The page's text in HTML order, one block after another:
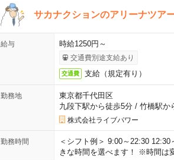
サカナクションのアリーナツア
給与 時給1250円～
交通費別途支給あり
交通費 支給（規定有り）
勤務地
東京都千代田区
九段下駅から徒歩5分/ 竹橋駅か
株式会社ライブパワー
勤務時間
＜シフト例＞ 9:00～22:30
きな時間を選べます！ ※時間は